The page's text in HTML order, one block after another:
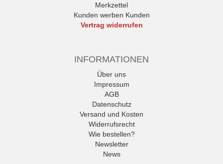
Merkzettel
Kunden werben Kunden
Vertrag widerrufen
INFORMATIONEN
Über uns
Impressum
AGB
Datenschutz
Versand und Kosten
Widerrufsrecht
Wie bestellen?
Newsletter
News